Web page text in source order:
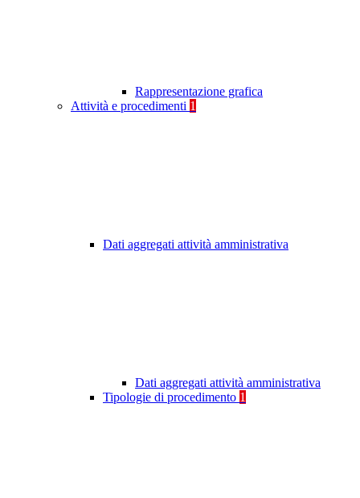
Rappresentazione grafica
Attività e procedimenti 1
Dati aggregati attività amministrativa
Dati aggregati attività amministrativa
Tipologie di procedimento 1